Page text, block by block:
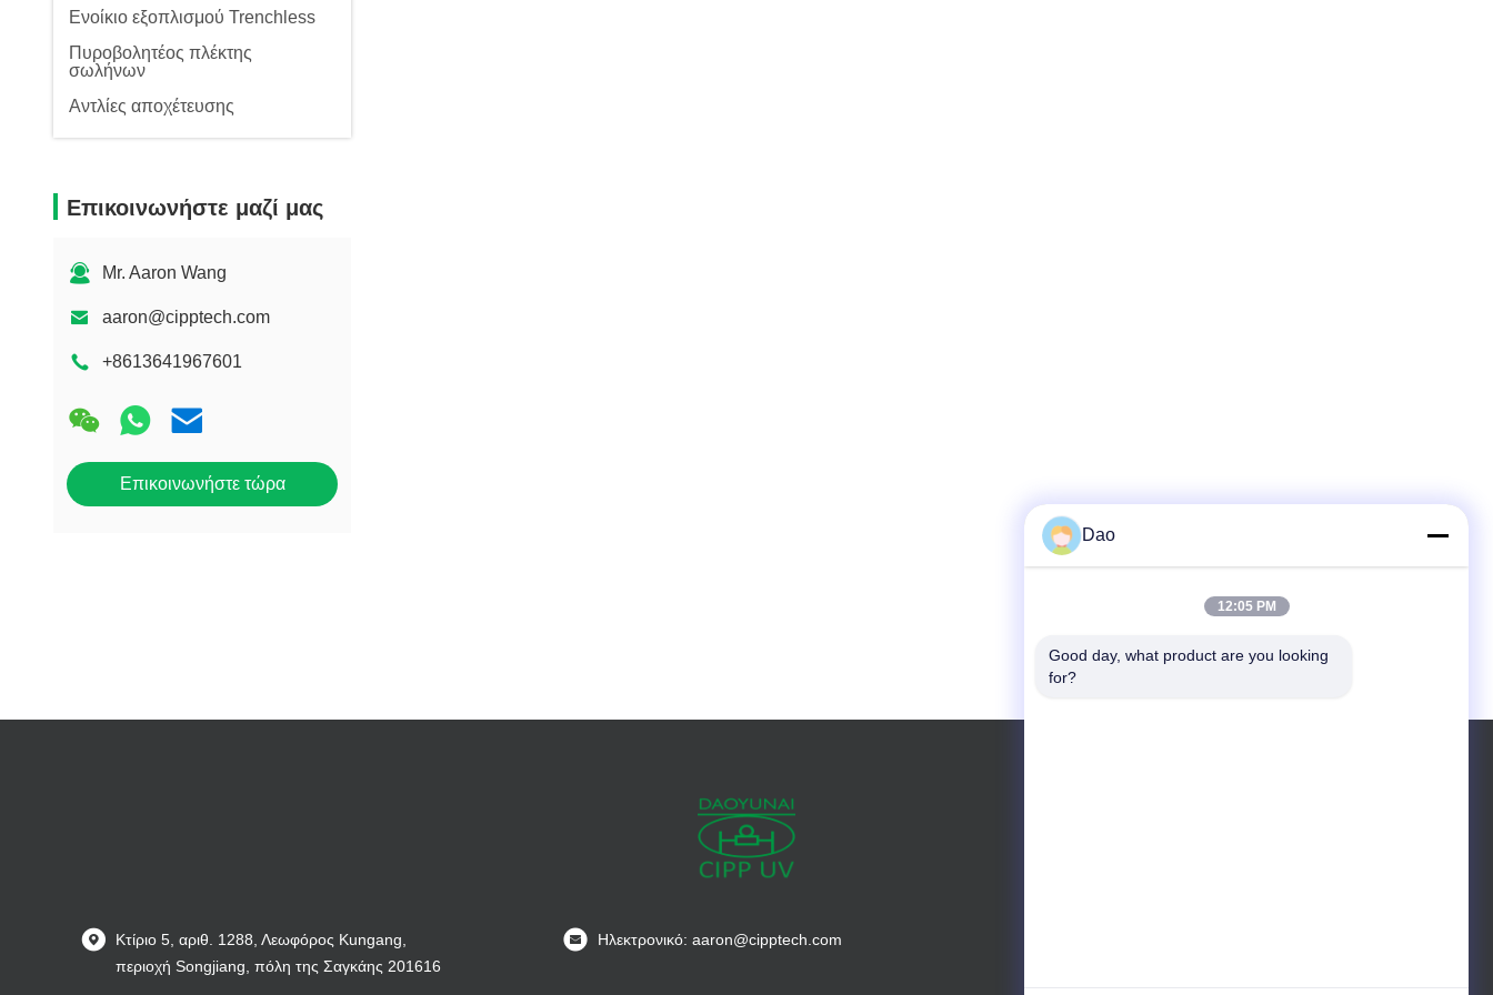
Ενοίκιο εξοπλισμού Trenchless
Πυροβολητέος πλέκτης
σωλήνων
Αντλίες αποχέτευσης
Επικοινωνήστε μαζί μας
Mr. Aaron Wang
aaron@cipptech.com
+8613641967601
Επικοινωνήστε τώρα
Κτίριο 5, αριθ. 1288, Λεωφόρος Kungang,
περιοχή Songjiang, πόλη της Σαγκάης 201616
Ηλεκτρονικό: aaron@cipptech.com
Dao
12:05 PM
Good day, what product are you looking
for?